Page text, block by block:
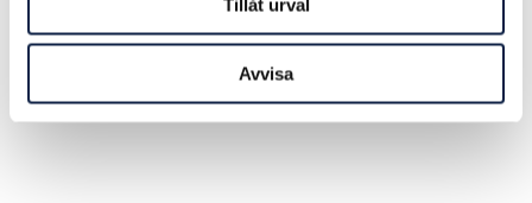
Tillåt urval
Avvisa